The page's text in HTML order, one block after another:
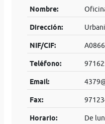
Nombre:
Dirección:
NIF/CIF:
Teléfono:
Email:
Fax:
Horario:
De